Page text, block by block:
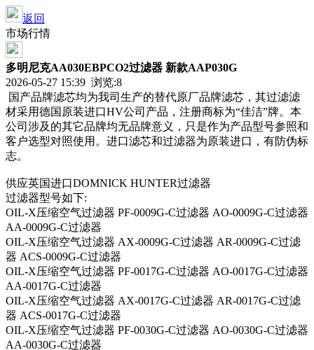
返回
市场行情
多明尼克AA030EBPCO2过滤器 新款AAP030G
2026-05-27 15:39 浏览:8
国产品牌滤芯均为我司生产的替代原厂品牌滤芯，其过滤滤
材采用德国原装进口HV公司产品，注册商标为“佳洁”牌。本
公司涉及的其它品牌均无品牌意义，只是作为产品型号参照和
客户选型对照使用。进口滤芯和过滤器为原装进口，有防伪标
志。
供应英国进口DOMNICK HUNTER过滤器
过滤器型号如下:
OIL-X压缩空气过滤器 PF-0009G-C过滤器 AO-0009G-C过滤器
AA-0009G-C过滤器
OIL-X压缩空气过滤器 AX-0009G-C过滤器 AR-0009G-C过滤
器 ACS-0009G-C过滤器
OIL-X压缩空气过滤器 PF-0017G-C过滤器 AO-0017G-C过滤器
AA-0017G-C过滤器
OIL-X压缩空气过滤器 AX-0017G-C过滤器 AR-0017G-C过滤
器 ACS-0017G-C过滤器
OIL-X压缩空气过滤器 PF-0030G-C过滤器 AO-0030G-C过滤器
AA-0030G-C过滤器